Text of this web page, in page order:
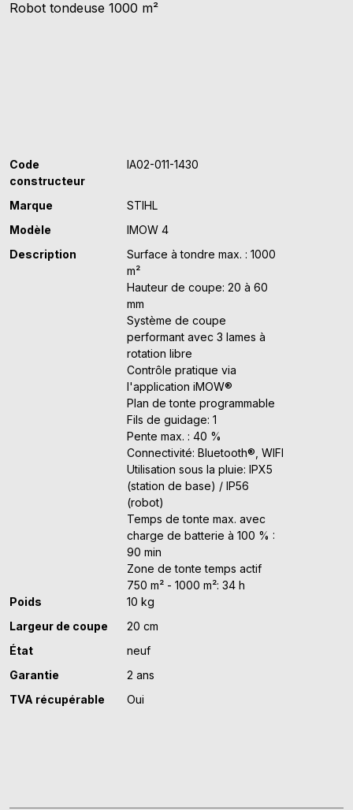
STIHL
Robot tondeuse 1000 m²
Code
constructeur
IA02-011-1430
Marque
STIHL
Modèle
IMOW 4
Description
Surface à tondre max. : 1000
m²
Hauteur de coupe: 20 à 60
mm
Système de coupe
performant avec 3 lames à
rotation libre
Contrôle pratique via
l'application iMOW®
Plan de tonte programmable
Fils de guidage: 1
Pente max. : 40 %
Connectivité: Bluetooth®, WIFI
Utilisation sous la pluie: IPX5
(station de base) / IP56
(robot)
Temps de tonte max. avec
charge de batterie à 100 % :
90 min
Zone de tonte temps actif
750 m² - 1000 m²: 34 h
Poids
10 kg
Largeur de coupe
20 cm
État
neuf
Garantie
2 ans
TVA récupérable
Oui